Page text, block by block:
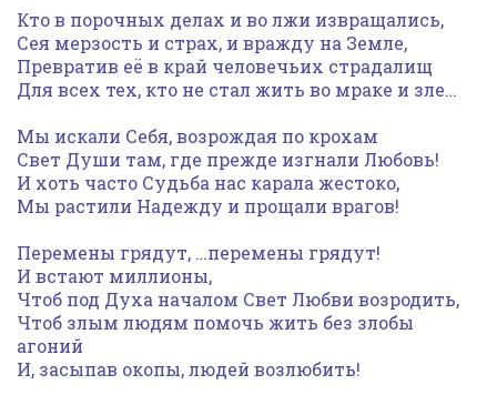
Кто в порочных делах и во лжи извращались,
Сея мерзость и страх, и вражду на Земле,
Превратив её в край человечьих страдалищ
Для всех тех, кто не стал жить во мраке и зле…
Мы искали Себя, возрождая по крохам
Свет Души там, где прежде изгнали Любовь!
И хоть часто Судьба нас карала жестоко,
Мы растили Надежду и прощали врагов!
Перемены грядут, …перемены грядут!
И встают миллионы,
Чтоб под Духа началом Свет Любви возродить,
Чтоб злым людям помочь жить без злобы
агоний
И, засыпав окопы, людей возлюбить!